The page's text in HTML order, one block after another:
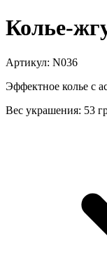
Колье-
Артикул: N036
Эффектное колье с
Вес украшения: 53